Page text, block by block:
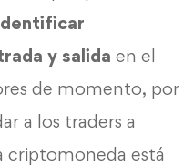
y salida en el
de momento, por
a los traders a
criptomoneda está